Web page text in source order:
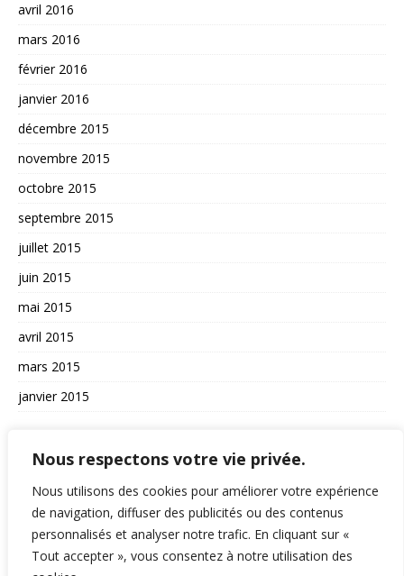
Nous respectons votre vie privée.
Nous utilisons des cookies pour améliorer votre expérience
de navigation, diffuser des publicités ou des contenus
personnalisés et analyser notre trafic. En cliquant sur «
Tout accepter », vous consentez à notre utilisation des
avril 2016
mars 2016
février 2016
janvier 2016
décembre 2015
novembre 2015
octobre 2015
septembre 2015
juillet 2015
juin 2015
mai 2015
avril 2015
mars 2015
janvier 2015
La vie du site
A propos et contact
Politique de confidentialité
RSS